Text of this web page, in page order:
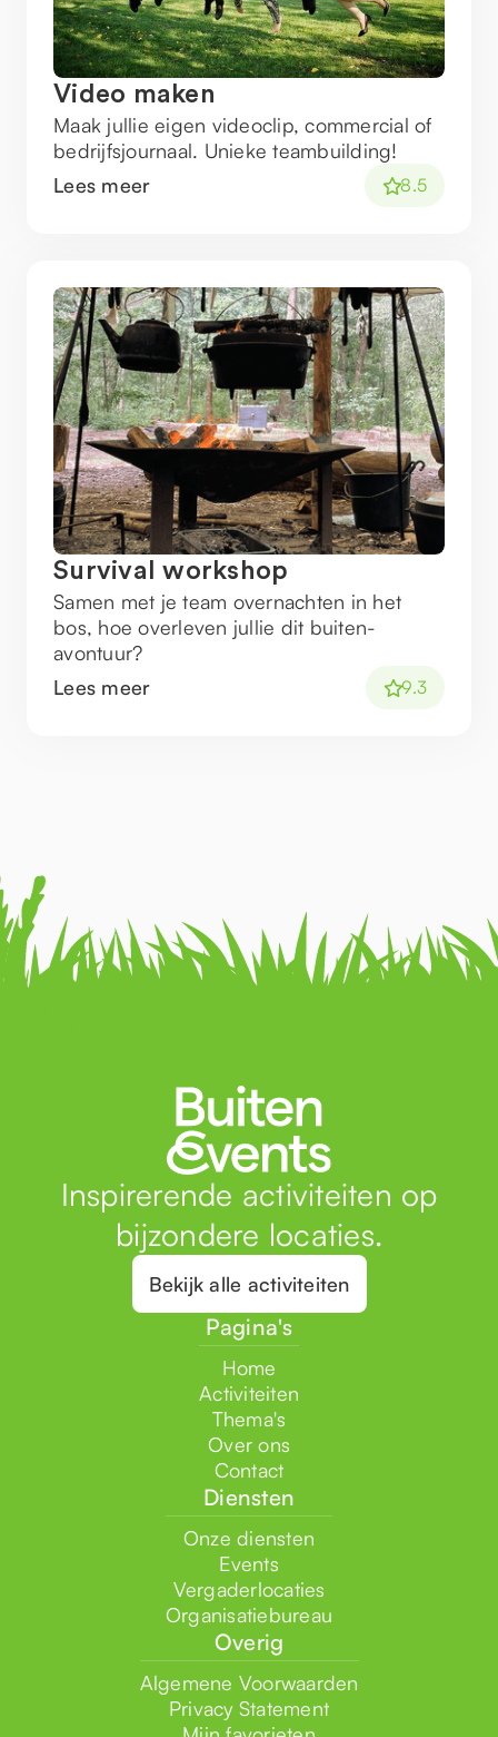
Video maken
Maak jullie eigen videoclip, commercial of
bedrijfsjournaal. Unieke teambuilding!
Lees meer
8.5
Survival workshop
Samen met je team overnachten in het
bos, hoe overleven jullie dit buiten-
avontuur?
Lees meer
9.3
Inspirerende activiteiten op
bijzondere locaties.
Bekijk alle activiteiten
Pagina's
Home
Activiteiten
Thema's
Over ons
Contact
Diensten
Onze diensten
Events
Vergaderlocaties
Organisatiebureau
Overig
Algemene Voorwaarden
Privacy Statement